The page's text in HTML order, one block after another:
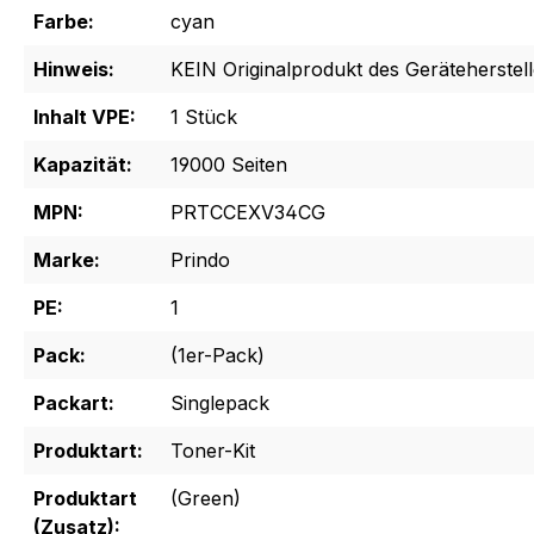
Farbe:
cyan
Hinweis:
KEIN Originalprodukt des
Inhalt VPE:
1 Stück
Kapazität:
19000 Seiten
MPN:
PRTCCEXV34CG
Marke:
Prindo
PE:
1
Pack:
(1er-Pack)
Packart:
Singlepack
Produktart:
Toner-Kit
Produktart
(Zusatz):
(Green)